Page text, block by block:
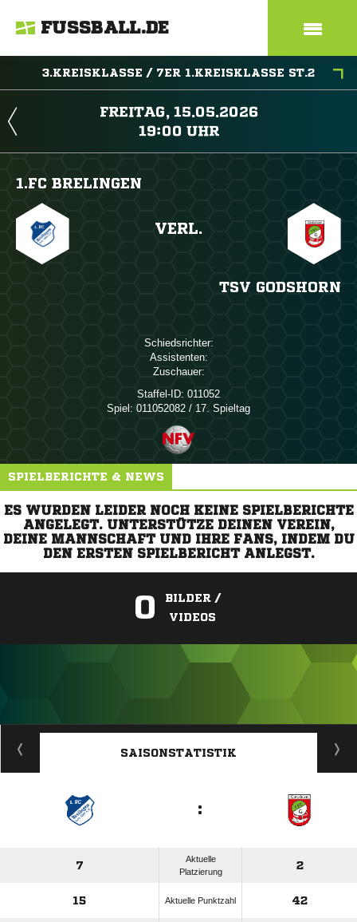
FUSSBALL.DE
3.KREISKLASSE / 7ER 1.KREISKLASSE ST.2
 
 
1.FC BRELINGEN
VERL.
TSV GODSHORN
Schiedsrichter:
Assistenten:
Zuschauer:
Staffel-ID: 011052
Spiel: 011052082 / 17. Spieltag
SPIELBERICHTE & NEWS
ES WURDEN LEIDER NOCH KEINE SPIELBERICHTE
ANGELEGT. UNTERSTÜTZE DEINEN VEREIN,
DEINE MANNSCHAFT UND IHRE FANS, INDEM DU
DEN ERSTEN SPIELBERICHT ANLEGST.
0
BILDER /
VIDEOS
ANZEIGE
SAISONSTATISTIK
:
7
Aktuelle
Platzierung
2
15 Aktuelle Punktzahl 42